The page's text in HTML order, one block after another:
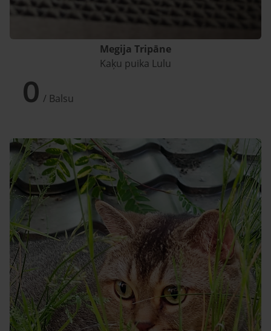
Megija Tripāne
Kaķu puika Lulu
0 / Balsu